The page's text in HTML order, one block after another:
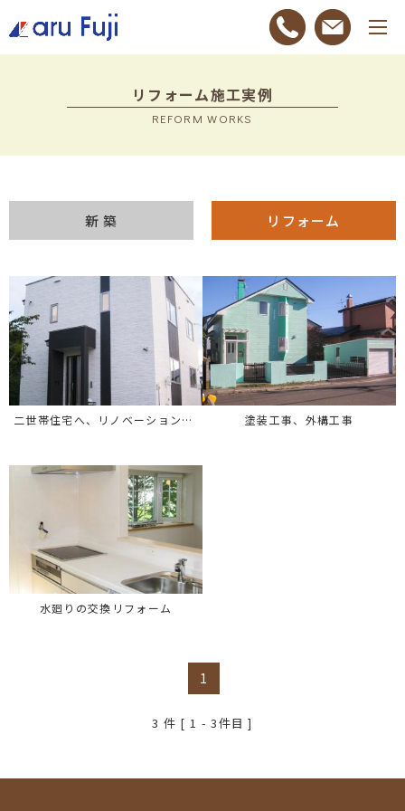
リフォーム施工実例
REFORM WORKS
新 築 リフォーム
二世帯住宅へ、リノベーション住宅 塗装工事、外構工事
水廻りの交換リフォーム
1
3 件 [ 1 - 3件目 ]